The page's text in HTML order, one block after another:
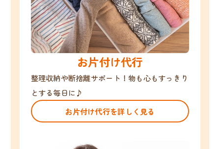
お片付け代行
整理収納や断捨離サポート！物も心もすっきり
とする毎日に♪
お片付け代行を詳しく見る